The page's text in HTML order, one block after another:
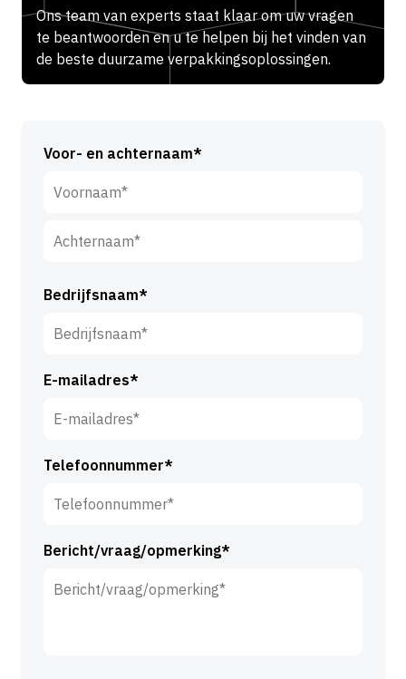
Voor- en achternaam*
r
m
c
r
m
Bedrijfsnaam*
E-mailadres*
Telefoonnummer*
Bericht/vraag/opmerking*
Ons team van experts staat klaar om uw vragen
te beantwoorden en u te helpen bij het vinden van
de beste duurzame verpakkingsoplossingen.